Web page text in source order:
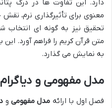
دارد. این تفاوت ها در درک
معنوی برای تأثیرگذاری نرم،
تحقیق نیز به گونه ای انتخاب
متن قرآن کریم را فراهم آورد.
به نمایش می گذارد.
مدل مفهومی و
فصل اول با ارائه مدل مفهومی و